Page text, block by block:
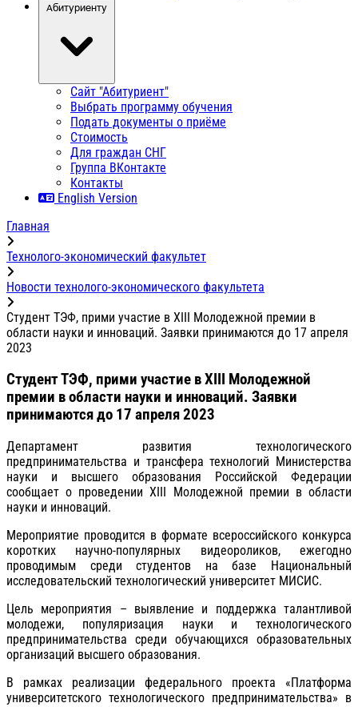
Абитуриенту
Сайт "Абитуриент"
Выбрать программу обучения
Подать документы о приёме
Стоимость
Для граждан СНГ
Группа ВКонтакте
Контакты
English Version
Главная
Технолого-экономический факультет
Новости технолого-экономического факультета
Студент ТЭФ, прими участие в XIII Молодежной премии в
области науки и инноваций. Заявки принимаются до 17 апреля
2023
Студент ТЭФ, прими участие в XIII Молодежной
премии в области науки и инноваций. Заявки
принимаются до 17 апреля 2023
Департамент развития технологического
предпринимательства и трансфера технологий Министерства
науки и высшего образования Российской Федерации
сообщает о проведении XIII Молодежной премии в области
науки и инноваций.
Мероприятие проводится в формате всероссийского конкурса
коротких научно-популярных видеороликов, ежегодно
проводимым среди студентов на базе Национальный
исследовательский технологический университет МИСИС.
Цель мероприятия – выявление и поддержка талантливой
молодежи, популяризация науки и технологического
предпринимательства среди обучающихся образовательных
организаций высшего образования.
В рамках реализации федерального проекта «Платформа
университетского технологического предпринимательства» в